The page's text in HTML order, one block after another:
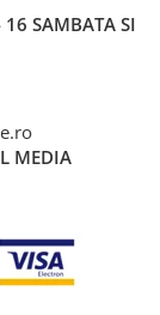
SAMBATA SI
MEDIA